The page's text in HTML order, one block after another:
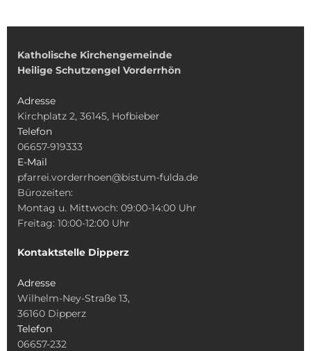
Katholische Kirchengemeinde
Heilige Schutzengel Vorderrhön
Adresse
Kirchplatz 2, 36145, Hofbieber
Telefon
06657-919333
E-Mail
pfarrei.vorderrhoen@bistum-fulda.de
Bürozeiten:
Montag u. Mittwoch: 09:00-14:00 Uhr
Freitag: 10:00-12:00 Uhr
Kontaktstelle Dipperz
Adresse
Wilhelm-Ney-Straße 13,
36160 Dipperz
Telefon
06657-232